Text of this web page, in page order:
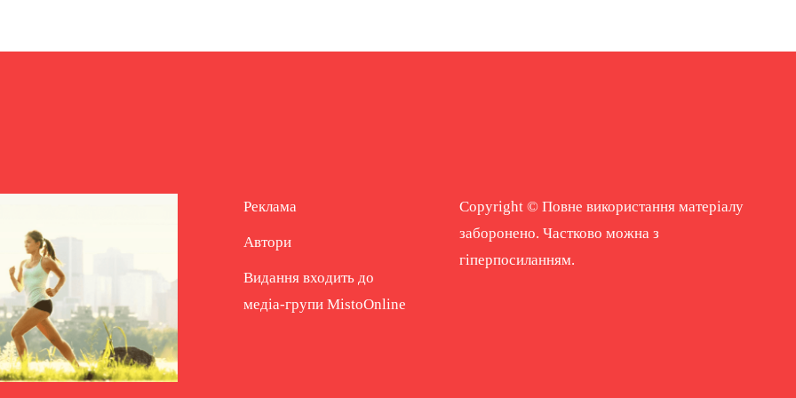
Реклама
Автори
Видання входить до
медіа-групи MistoOnline
Copyright © Повне використання матеріалу
заборонено. Частково можна з
гіперпосиланням.